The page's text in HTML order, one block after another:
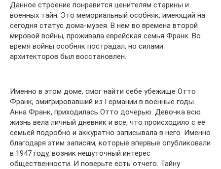
Данное строение понравится ценителям старины и
военных тайн. Это мемориальный особняк, имеющий на
сегодня статус дома-музея. В нем во времена второй
мировой войны, проживала еврейская семья Франк. Во
время войны особняк пострадал, но силами
архитекторов был восстановлен.
Именно в этом доме, смог найти себе убежище Отто
Франк, эмигрировавший из Германии в военные годы.
Анна Франк, приходилась Отто дочерью. Девочка всю
жизнь вела личный дневник и все, что происходило с ее
семьей подробно и аккуратно записывала в него. Именно
благодаря этим записям, которые впервые опубликовали
в 1947 году, возник нешуточный интерес
общественности. И поверьте есть отчего. Тайну